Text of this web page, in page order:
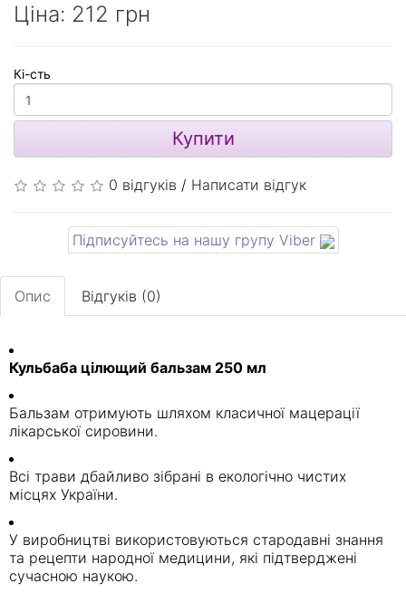
Ціна: 212 грн
Кі-сть
Купити
0 відгуків / Написати відгук
Підписуйтесь на нашу групу Viber
Опис Відгуків (0)
Кульбаба цілющий бальзам 250 мл
Бальзам отримують шляхом класичної мацерації
лікарської сировини.
Всі трави дбайливо зібрані в екологічно чистих
місцях України.
У виробництві використовуються стародавні знання
та рецепти народної медицини, які підтверджені
сучасною наукою.